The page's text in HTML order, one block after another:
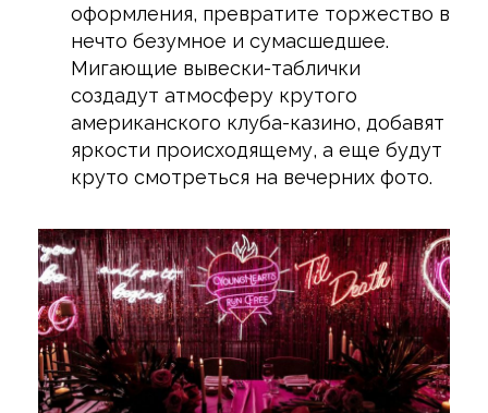
оформления, превратите торжество в
нечто безумное и сумасшедшее.
Мигающие вывески-таблички
создадут атмосферу крутого
американского клуба-казино, добавят
яркости происходящему, а еще будут
круто смотреться на вечерних фото.